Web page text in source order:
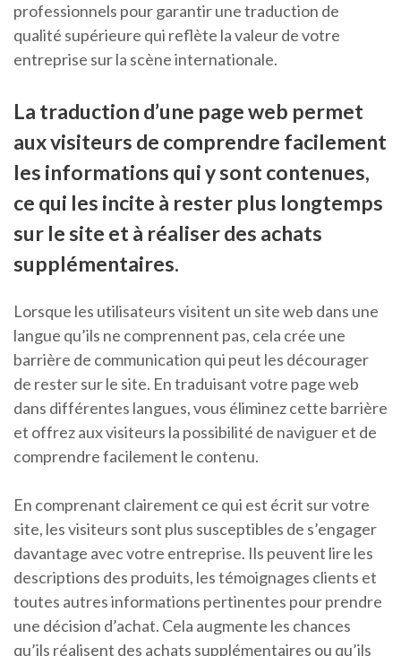
professionnels pour garantir une traduction de
qualité supérieure qui reflète la valeur de votre
entreprise sur la scène internationale.
La traduction d’une page web permet
aux visiteurs de comprendre facilement
les informations qui y sont contenues,
ce qui les incite à rester plus longtemps
sur le site et à réaliser des achats
supplémentaires.
Lorsque les utilisateurs visitent un site web dans une
langue qu’ils ne comprennent pas, cela crée une
barrière de communication qui peut les décourager
de rester sur le site. En traduisant votre page web
dans différentes langues, vous éliminez cette barrière
et offrez aux visiteurs la possibilité de naviguer et de
comprendre facilement le contenu.
En comprenant clairement ce qui est écrit sur votre
site, les visiteurs sont plus susceptibles de s’engager
davantage avec votre entreprise. Ils peuvent lire les
descriptions des produits, les témoignages clients et
toutes autres informations pertinentes pour prendre
une décision d’achat. Cela augmente les chances
qu’ils réalisent des achats supplémentaires ou qu’ils